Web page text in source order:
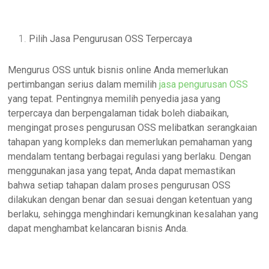
Pilih Jasa Pengurusan OSS Terpercaya
Mengurus OSS untuk bisnis online Anda memerlukan
pertimbangan serius dalam memilihjasa pengurusan OSS
yang tepat. Pentingnya memilih penyedia jasa yang
terpercaya dan berpengalaman tidak boleh diabaikan,
mengingat proses pengurusan OSS melibatkan serangkaian
tahapan yang kompleks dan memerlukan pemahaman yang
mendalam tentang berbagai regulasi yang berlaku. Dengan
menggunakan jasa yang tepat, Anda dapat memastikan
bahwa setiap tahapan dalam proses pengurusan OSS
dilakukan dengan benar dan sesuai dengan ketentuan yang
berlaku, sehingga menghindari kemungkinan kesalahan yang
dapat menghambat kelancaran bisnis Anda.